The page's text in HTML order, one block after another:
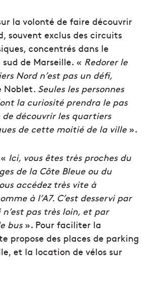
la volonté de faire découvrir
souvent exclus des circuits
concentrés dans le
de Marseille. « Redorer le
Nord n’est pas un défi,
Noblet. Seules les personnes
la curiosité prendra le pas
découvrir les quartiers
de cette moitié de la ville».
Ici, vous êtes très proches du
de la Côte Bleue ou du
accédez très vite à
à l’A7. C’est desservi par
n’est pas très loin, et par
bus ». Pour faciliter la
propose des places de parking
et la location de vélos sur